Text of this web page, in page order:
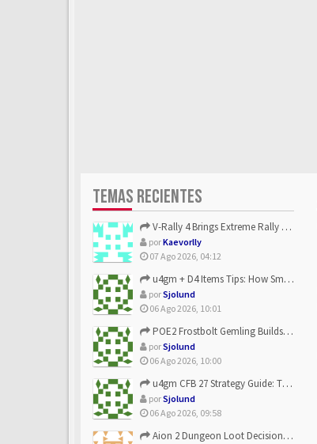
TEMAS RECIENTES
V-Rally 4 Brings Extreme Rally Racing With Challenging Track...
porKaevorlly
07 Ago 2026, 04:12
u4gm + D4 Items Tips: How Smart Players Optimize Gear, Build...
porSjolund
06 Ago 2026, 10:01
POE2 Frostbolt Gemling Builds Get Stronger With u4gm’s Ice C...
porSjolund
06 Ago 2026, 10:00
u4gm CFB 27 Strategy Guide: The Toxic Offensive Scheme Your ...
porSjolund
06 Ago 2026, 09:58
Aion 2 Dungeon Loot Decisions: Smarter Runs With U4N